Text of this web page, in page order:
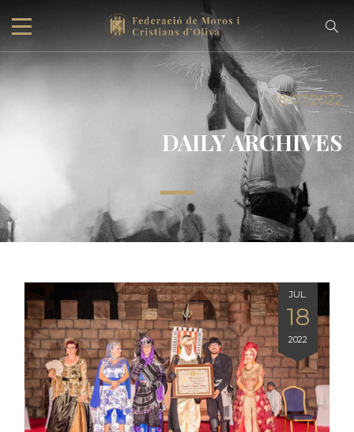
18/07/2022
DAILY ARCHIVES
JUL.
18
2022